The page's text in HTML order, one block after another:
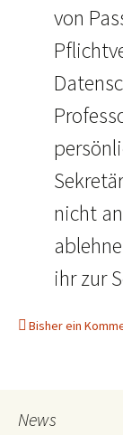
von
nicht
ihr zur
Bisher ein
News